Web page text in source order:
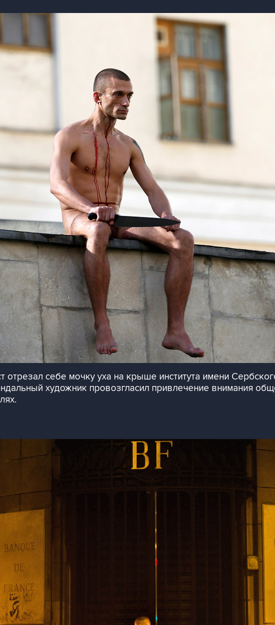
отрезал себе мочку уха на крыше института имени
художник провозгласил привлечение внимания